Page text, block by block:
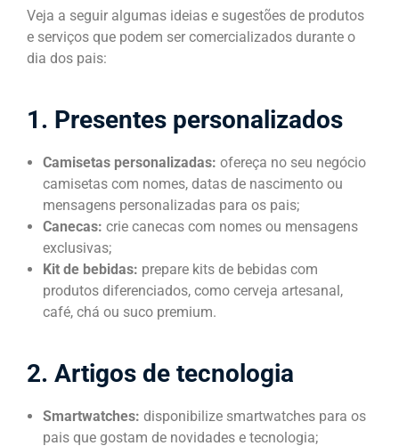
Veja a seguir algumas ideias e sugestões de produtos
e serviços que podem ser comercializados durante o
dia dos pais:
1. Presentes personalizados
Camisetas personalizadas: ofereça no seu negócio
camisetas com nomes, datas de nascimento ou
mensagens personalizadas para os pais;
Canecas: crie canecas com nomes ou mensagens
exclusivas;
Kit de bebidas: prepare kits de bebidas com
produtos diferenciados, como cerveja artesanal,
café, chá ou suco premium.
2. Artigos de tecnologia
Smartwatches: disponibilize smartwatches para os
pais que gostam de novidades e tecnologia;